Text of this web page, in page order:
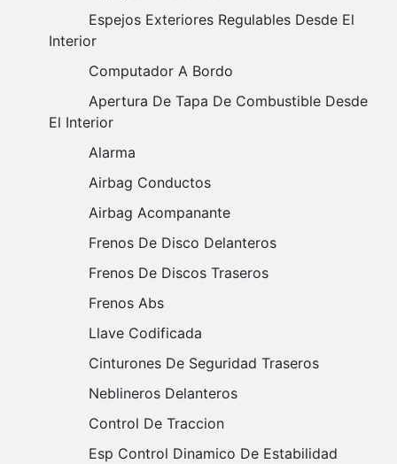
Interior
Computador A Bordo
El Interior
Alarma
Airbag Conductos
Airbag Acompanante
Frenos De Disco Delanteros
Frenos De Discos Traseros
Frenos Abs
Llave Codificada
Cinturones De Seguridad Traseros
Neblineros Delanteros
Control De Traccion
Esp Control Dinamico De Estabilidad